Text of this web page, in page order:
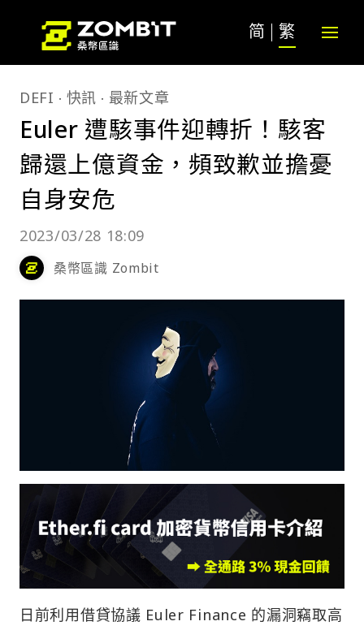
简 繁
DEFI 快訊 最新文章
Euler 遭駭事件迎轉折！駭客
歸還上億資金，頻致歉並擔憂
自身安危
2023/03/28 18:09
桑幣區識 Zombit
日前利用借貸協議 Euler Finance 的漏洞竊取高